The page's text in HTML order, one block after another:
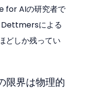
for AIの研究者で
Dettmersによる
どしか残ってい
限界は物理的